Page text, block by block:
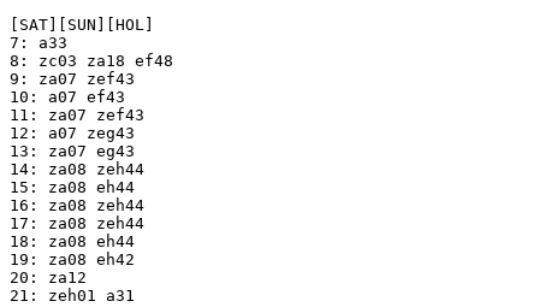
[SAT][SUN][HOL]
7: a33
8: zc03 za18 ef48
9: za07 zef43
10: a07 ef43
11: za07 zef43
12: a07 zeg43
13: za07 eg43
14: za08 zeh44
15: za08 eh44
16: za08 zeh44
17: za08 zeh44
18: za08 eh44
19: za08 eh42
20: za12
21: zeh01 a31